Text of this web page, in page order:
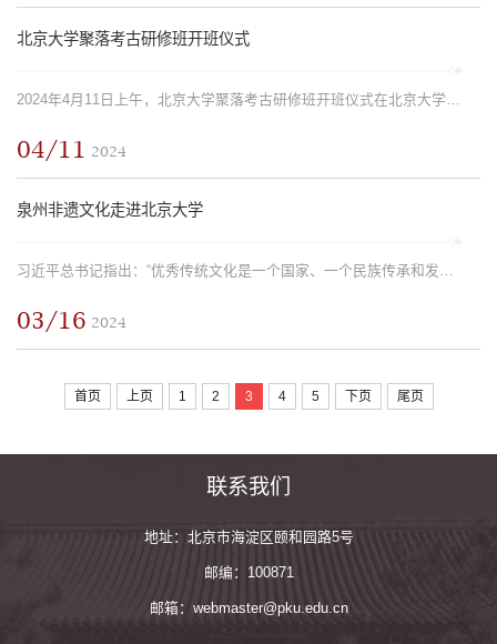
北京大学聚落考古研修班开班仪式
2024年4月11日上午，北京大学聚落考古研修班开班仪式在北京大学山东临淄田野考古教学实习基地举行。 国家文物局考古司副司长张凌，北京大学考古文博学院一级教授赵辉，北京大学考古文博学院院长沈睿文，山东省文化和...
04/11 2024
泉州非遗文化走进北京大学
习近平总书记指出：“优秀传统文化是一个国家、一个民族传承和发展的根本，如果丢掉了，就割断了精神命脉。”保护好、传承好、利用好非物质文化遗产，不仅有利于延续历史文脉、坚定文化自信，也能更好满足人民精神文...
03/16 2024
首页 上页 1 2 3 4 5 下页 尾页
联系我们
地址：北京市海淀区颐和园路5号
邮编：100871
邮箱：webmaster@pku.edu.cn